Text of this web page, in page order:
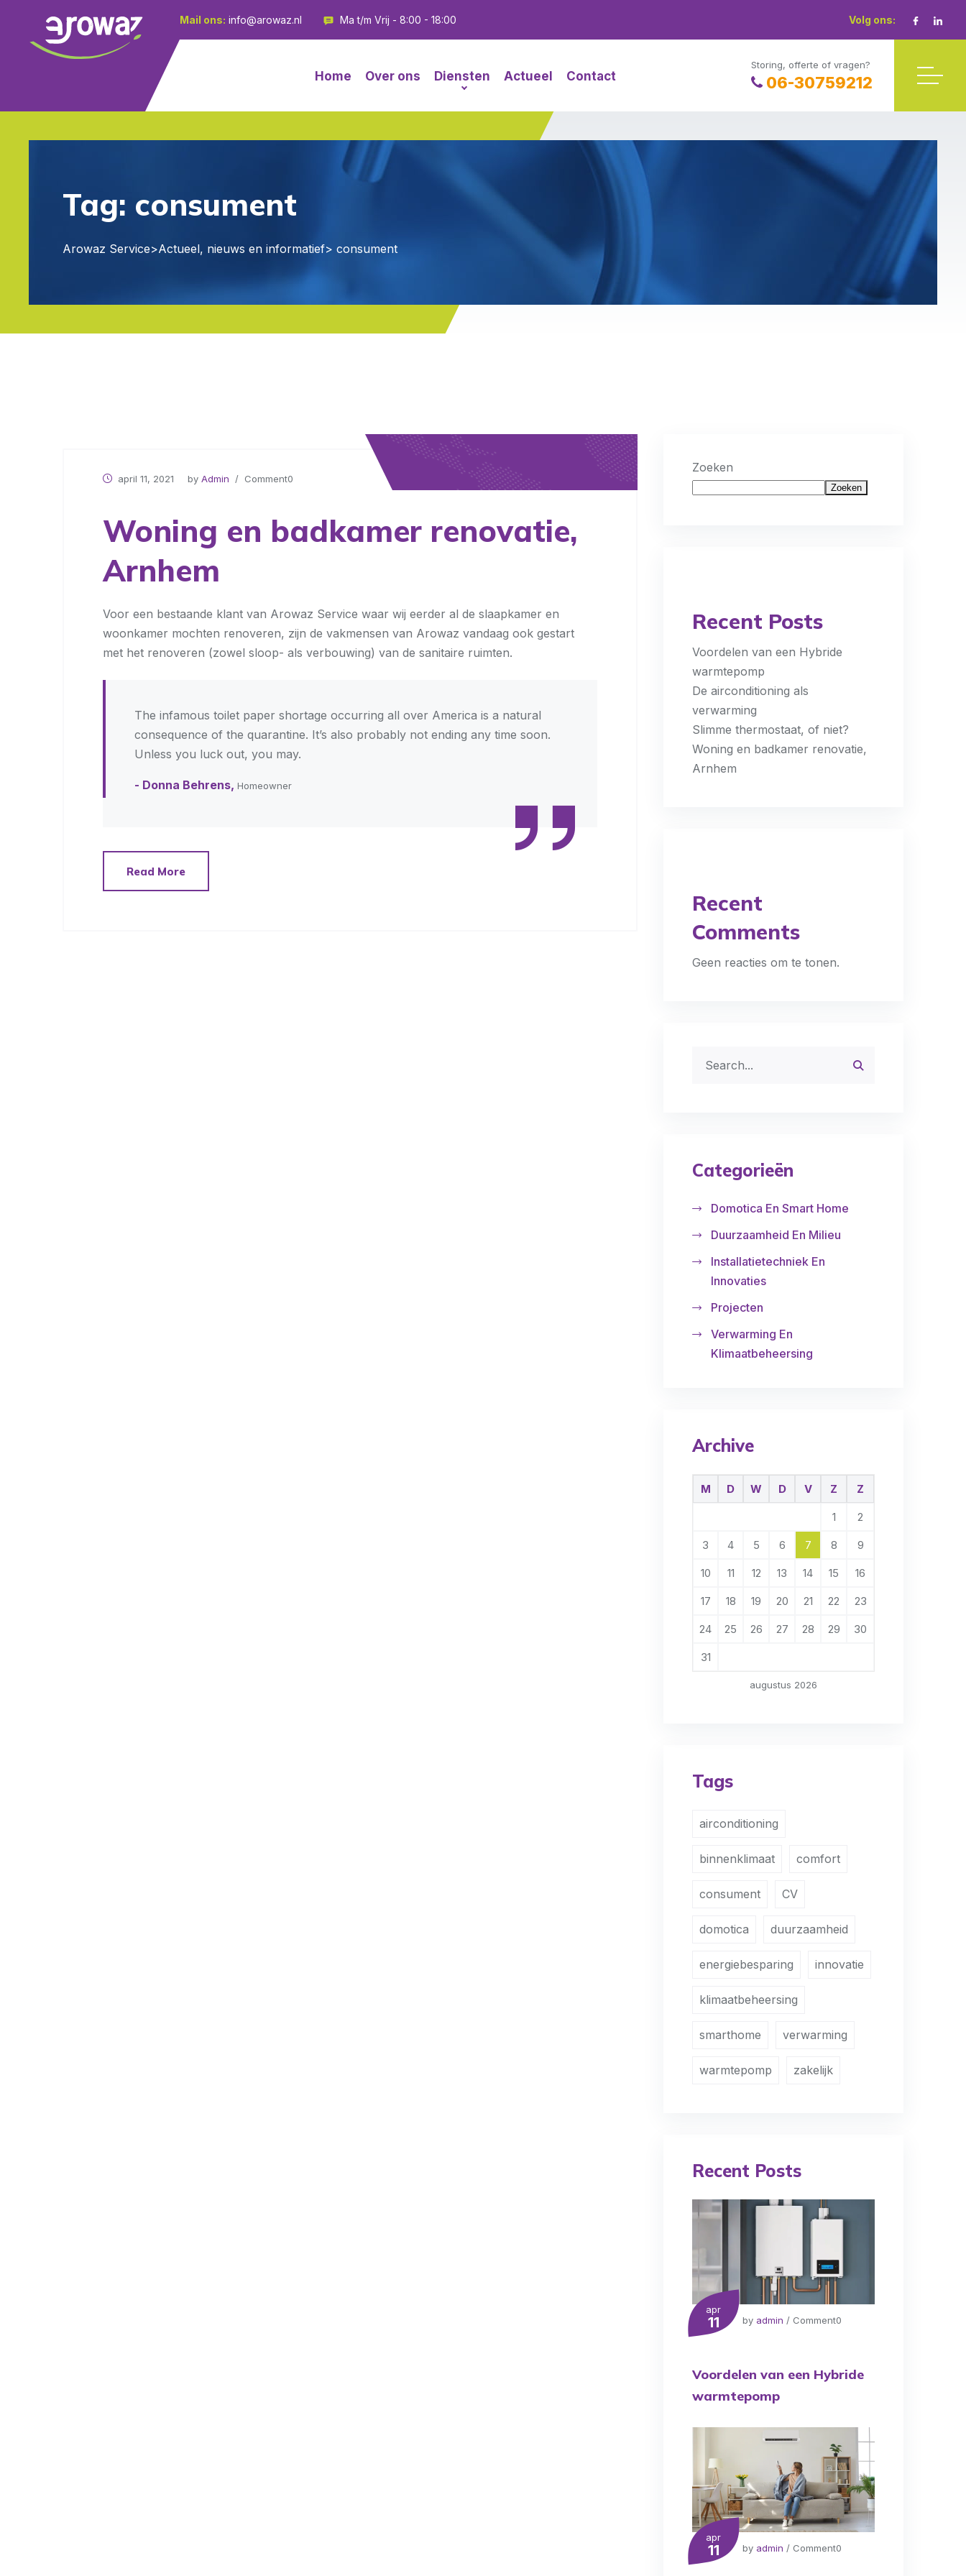
Mail ons: info@arowaz.nl Ma t/m Vrij - 8:00 - 18:00 Volg ons:
Home Over ons Diensten Actueel Contact
Storing, offerte of vragen?
06-30759212
Tag: consument
Arowaz Service>Actueel, nieuws en informatief> consument
april 11, 2021 by Admin / Comment0
Woning en badkamer renovatie,
Arnhem
Voor een bestaande klant van Arowaz Service waar wij eerder al de slaapkamer en
woonkamer mochten renoveren, zijn de vakmensen van Arowaz vandaag ook gestart
met het renoveren (zowel sloop- als verbouwing) van de sanitaire ruimten.
The infamous toilet paper shortage occurring all over America is a natural
consequence of the quarantine. It’s also probably not ending any time soon.
Unless you luck out, you may.
- Donna Behrens, Homeowner
Read More
Zoeken
Zoeken
Recent Posts
Voordelen van een Hybride
warmtepomp
De airconditioning als
verwarming
Slimme thermostaat, of niet?
Woning en badkamer renovatie,
Arnhem
Recent
Comments
Geen reacties om te tonen.
Categorieën
Domotica En Smart Home
Duurzaamheid En Milieu
Installatietechniek En
Innovaties
Projecten
Verwarming En
Klimaatbeheersing
Archive
augustus 2026
M D W D V Z Z
1 2
3 4 5 6 7 8 9
10 11 12 13 14 15 16
17 18 19 20 21 22 23
24 25 26 27 28 29 30
31
Tags
airconditioning
binnenklimaat comfort
consument CV
domotica duurzaamheid
energiebesparing innovatie
klimaatbeheersing
smarthome verwarming
warmtepomp zakelijk
Recent Posts
apr
11 by admin / Comment0
Voordelen van een Hybride
warmtepomp
apr
11 by admin / Comment0